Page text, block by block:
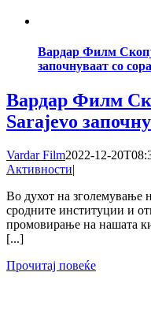
Вардар Филм
започнуваат со
Вардар Филм
Sarajevo
Vardar Film2022-12-
Активности|
Во духот на зголемување
сродните институции и
промовирање на нашата
[...]
Прочитај повеќе